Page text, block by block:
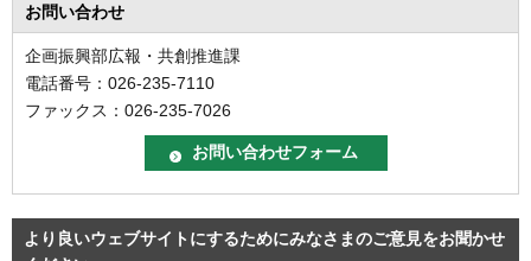
お問い合わせ
企画振興部広報・共創推進課
電話番号：026-235-7110
ファックス：026-235-7026
より良いウェブサイトにするためにみなさまのご意見をお聞かせ